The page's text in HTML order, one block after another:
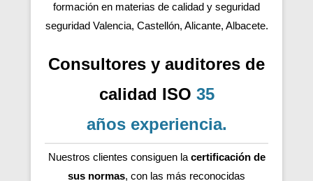
formación en materias de calidad y seguridad
seguridad Valencia, Castellón, Alicante, Albacete.
Consultores y auditores de
calidad ISO 35
años experiencia.
Nuestros clientes consiguen la certificación de
sus normas, con las más reconocidas